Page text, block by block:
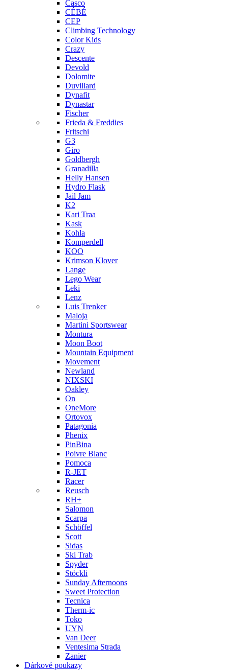
Casco
CÉBÉ
CEP
Climbing Technology
Color Kids
Crazy
Descente
Devold
Dolomite
Duvillard
Dynafit
Dynastar
Fischer
Frieda & Freddies
Fritschi
G3
Giro
Goldbergh
Granadilla
Helly Hansen
Hydro Flask
Jail Jam
K2
Kari Traa
Kask
Kohla
Komperdell
KOO
Krimson Klover
Lange
Lego Wear
Leki
Lenz
Luis Trenker
Maloja
Martini Sportswear
Montura
Moon Boot
Mountain Equipment
Movement
Newland
NIXSKI
Oakley
On
OneMore
Ortovox
Patagonia
Phenix
PinBina
Poivre Blanc
Pomoca
R-JET
Racer
Reusch
RH+
Salomon
Scarpa
Schöffel
Scott
Sidas
Ski Trab
Spyder
Stöckli
Sunday Afternoons
Sweet Protection
Tecnica
Therm-ic
Toko
UYN
Van Deer
Ventesima Strada
Zanier
Dárkové poukazy